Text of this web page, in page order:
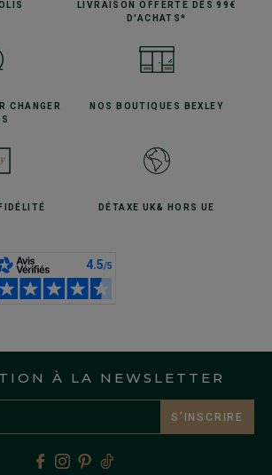
LIVRAISON OFFERTE
DÈS 99€
D'ACHATS*
CHANGER
NOS BOUTIQUES BEXLEY
DÉTAXE UK& HORS UE
À LA NEWSLETTER
S’INSCRIRE